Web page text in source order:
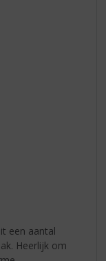
een aantal
Heerlijk om